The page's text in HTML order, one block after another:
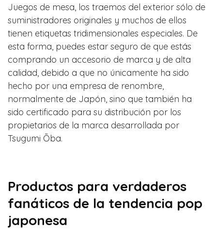
Juegos de mesa, los traemos del exterior sólo de
suministradores originales y muchos de ellos
tienen etiquetas tridimensionales especiales. De
esta forma, puedes estar seguro de que estás
comprando un accesorio de marca y de alta
calidad, debido a que no únicamente ha sido
hecho por una empresa de renombre,
normalmente de Japón, sino que también ha
sido certificado para su distribución por los
propietarios de la marca desarrollada por
Tsugumi Ōba.
Productos para verdaderos
fanáticos de la tendencia pop
japonesa